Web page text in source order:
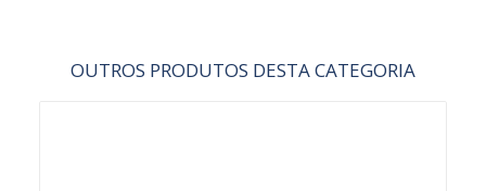
OUTROS PRODUTOS DESTA CATEGORIA